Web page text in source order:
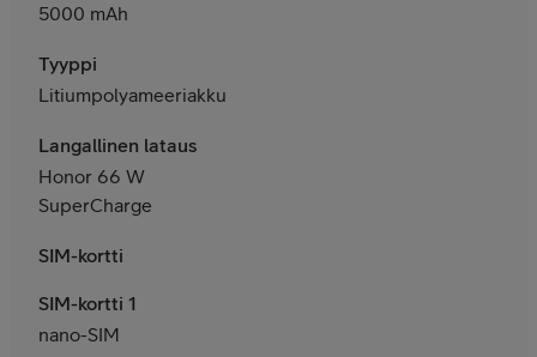
5000 mAh
Tyyppi
Litiumpolyameeriakku
Langallinen lataus
Honor 66 W
SuperCharge
SIM-kortti
SIM-kortti 1
nano-SIM